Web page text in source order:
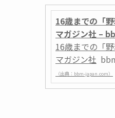
16歳までの「
マガジン社 –
16歳までの「
マガジン社
（出典：bbm-japan.com）